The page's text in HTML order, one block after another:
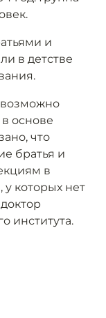
и
в детстве
основе
что
братья и
в
которых нет
института.